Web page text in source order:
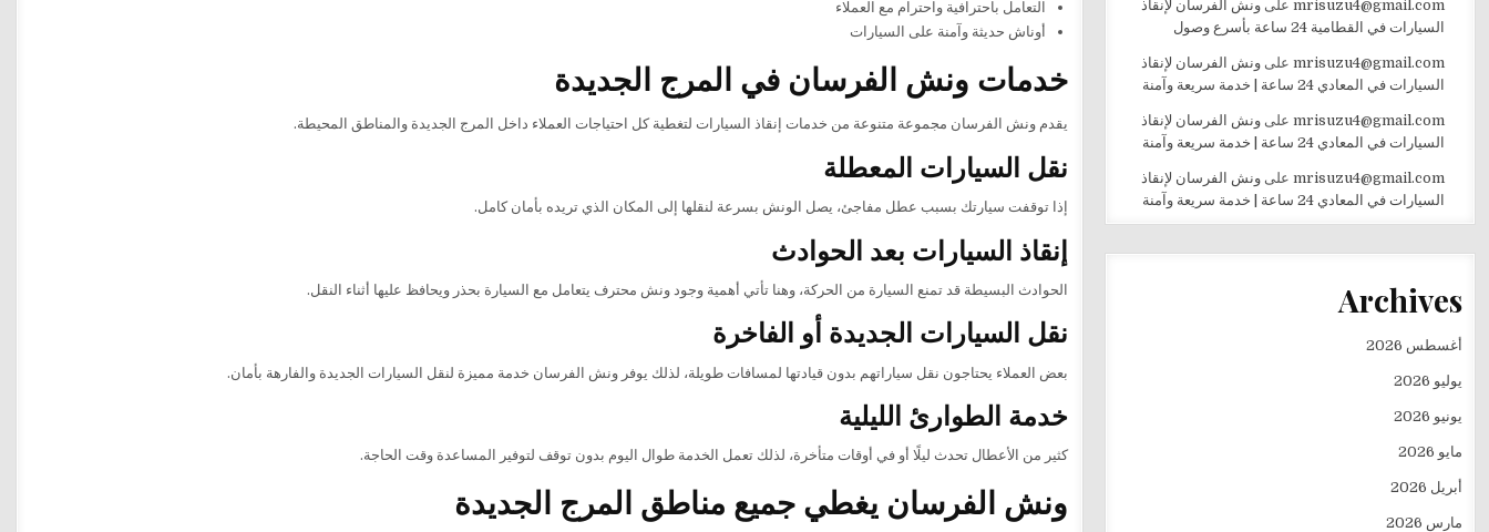
التعامل باحترافية واحترام مع العملاء
أوناش حديثة وآمنة على السيارات
خدمات ونش الفرسان في المرج الجديدة
يقدم ونش الفرسان مجموعة متنوعة من خدمات إنقاذ السيارات لتغطية كل احتياجات العملاء داخل المرج الجديدة والمناطق المحيطة.
نقل السيارات المعطلة
إذا توقفت سيارتك بسبب عطل مفاجئ، يصل الونش بسرعة لنقلها إلى المكان الذي تريده بأمان كامل.
إنقاذ السيارات بعد الحوادث
الحوادث البسيطة قد تمنع السيارة من الحركة، وهنا تأتي أهمية وجود ونش محترف يتعامل مع السيارة بحذر ويحافظ عليها أثناء النقل.
نقل السيارات الجديدة أو الفاخرة
بعض العملاء يحتاجون نقل سياراتهم بدون قيادتها لمسافات طويلة، لذلك يوفر ونش الفرسان خدمة مميزة لنقل السيارات الجديدة والفارهة بأمان.
خدمة الطوارئ الليلية
كثير من الأعطال تحدث ليلًا أو في أوقات متأخرة، لذلك تعمل الخدمة طوال اليوم بدون توقف لتوفير المساعدة وقت الحاجة.
ونش الفرسان يغطي جميع مناطق المرج الجديدة
mrisuzu4@gmail.comعلى ونش الفرسان لإنقاذ
السيارات في القطامية 24 ساعة بأسرع وصول
mrisuzu4@gmail.comعلى ونش الفرسان لإنقاذ
السيارات في المعادي 24 ساعة | خدمة سريعة وآمنة
mrisuzu4@gmail.comعلى ونش الفرسان لإنقاذ
السيارات في المعادي 24 ساعة | خدمة سريعة وآمنة
mrisuzu4@gmail.comعلى ونش الفرسان لإنقاذ
السيارات في المعادي 24 ساعة | خدمة سريعة وآمنة
Archives
أغسطس 2026
يوليو 2026
يونيو 2026
مايو 2026
أبريل 2026
مارس 2026